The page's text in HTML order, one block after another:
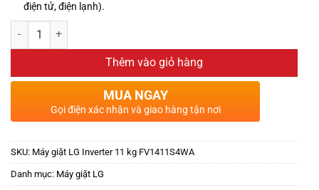
điện tử, điện lạnh).
Thêm vào giỏ hàng
MUA NGAY
Gọi điện xác nhận và giao hàng tận nơi
SKU: Máy giặt LG Inverter 11 kg FV1411S4WA
Danh mục: Máy giặt LG